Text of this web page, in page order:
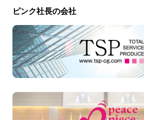
ピンク社長の会社